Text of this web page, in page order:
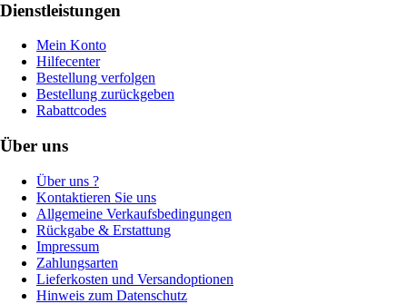
Dienstleistungen
Mein Konto
Hilfecenter
Bestellung verfolgen
Bestellung zurückgeben
Rabattcodes
Über uns
Über uns ?
Kontaktieren Sie uns
Allgemeine Verkaufsbedingungen
Rückgabe & Erstattung
Impressum
Zahlungsarten
Lieferkosten und Versandoptionen
Hinweis zum Datenschutz